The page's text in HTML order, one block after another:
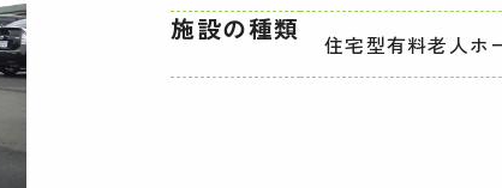
施設の種類 住宅型有料老人ホ